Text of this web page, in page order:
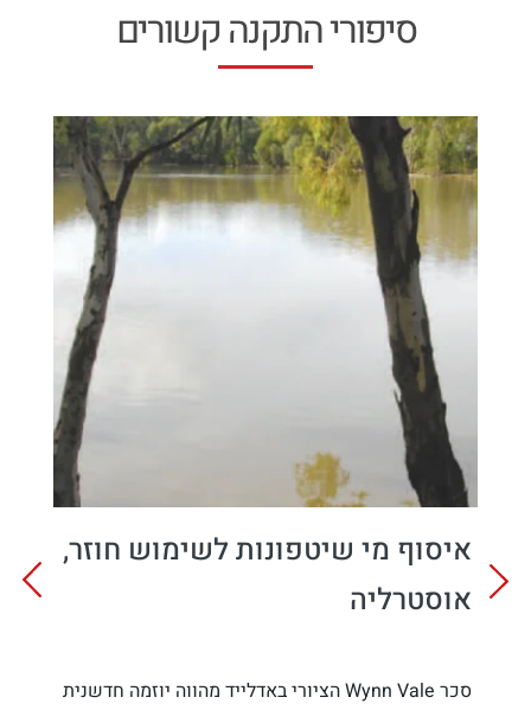
סיפורי התקנה קשורים
איסוף מי שיטפונות לשימוש חוזר,
אוסטרליה
סכר Wynn Vale הציורי באדלייד מהווה יוזמה חדשנית